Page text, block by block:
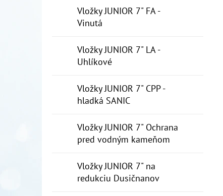
Vložky JUNIOR 7" FA -
Vinutá
Vložky JUNIOR 7" LA -
Uhlíkové
Vložky JUNIOR 7" CPP -
hladká SANIC
Vložky JUNIOR 7" Ochrana
pred vodným kameňom
Vložky JUNIOR 7" na
redukciu Dusičnanov